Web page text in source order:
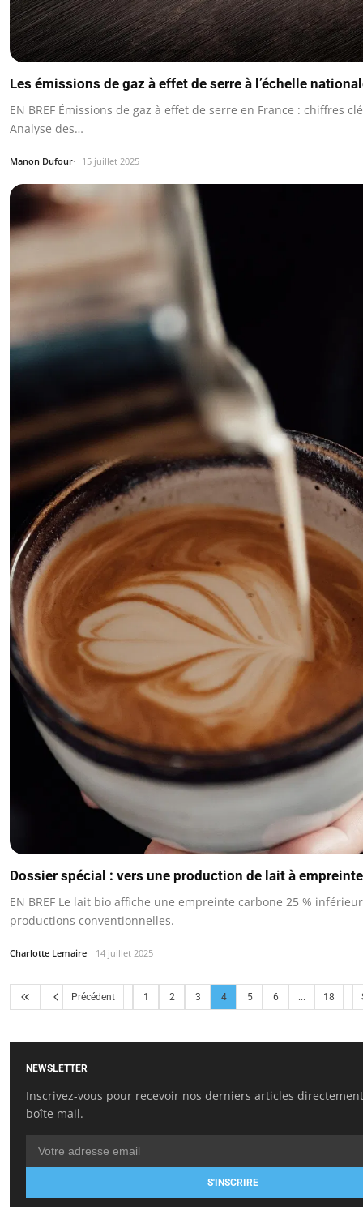
Les émissions de gaz à effet de serre à l’échelle
EN BREF Émissions de gaz à effet de serre en France : chiffres
Analyse des…
Manon Dufour 15 juillet 2025
Dossier spécial : vers une production de lait à
EN BREF Le lait bio affiche une empreinte carbone 25 %
productions conventionnelles.
Charlotte Lemaire 14 juillet 2025
Précédent 1 2 3 4 5 6 ... 18
NEWSLETTER
Inscrivez-vous pour recevoir nos derniers articles
boîte mail.
S'INSCRIRE